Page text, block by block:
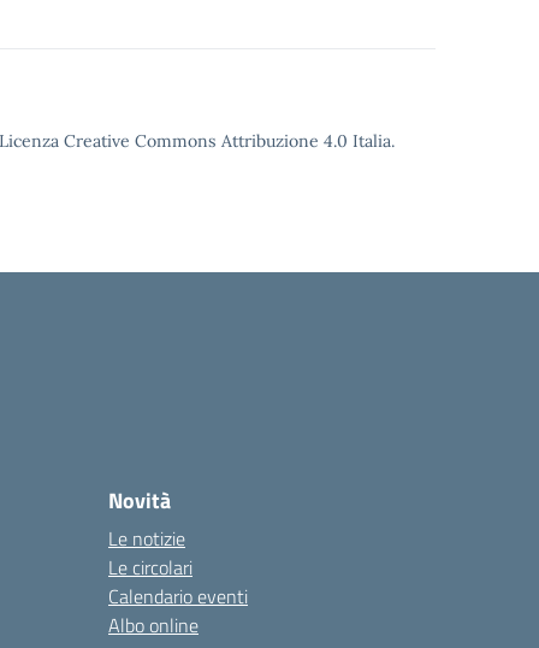
Creative Commons Attribuzione 4.0 Italia.
Novità
Le notizie
Le circolari
Calendario eventi
Albo online